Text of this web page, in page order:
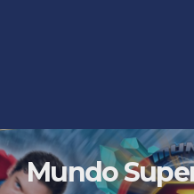
Mundo